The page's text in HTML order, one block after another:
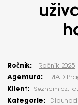
Ročník: Ročník 2025
Agentura: TRIAD
Klient: Seznam.cz, a.
Kategorie: